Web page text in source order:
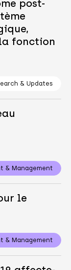
post-
fonction
& Updates
& Management
le
& Management